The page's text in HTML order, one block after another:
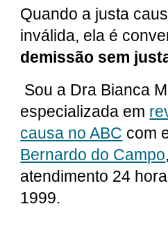
Quando a justa
inválida, ela é
demissão sem
Sou a Dra Bianca
especializada em
causa no ABC com
Bernardo do Campo
atendimento 24
1999.